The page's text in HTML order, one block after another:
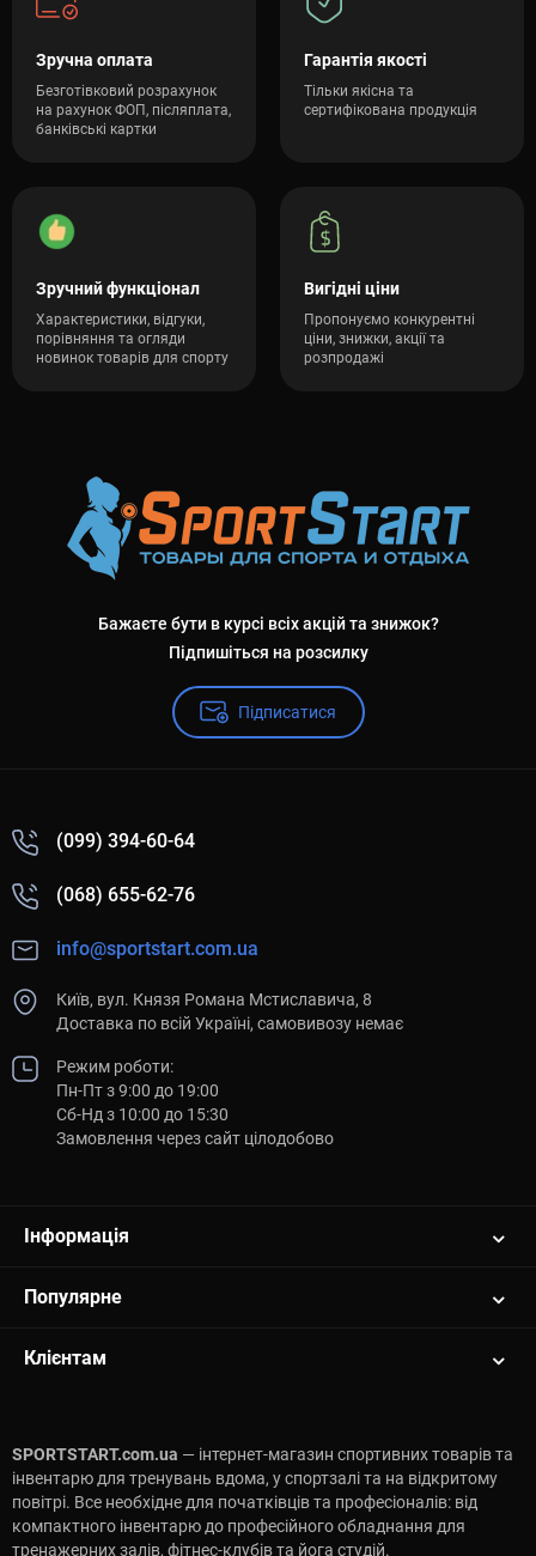
Зручна оплата
Безготівковий розрахунок
на рахунок ФОП, післяплата,
банківські картки
Гарантія якості
Тільки якісна та
сертифікована продукція
Зручний функціонал
Характеристики, відгуки,
порівняння та огляди
новинок товарів для спорту
Вигідні ціни
Пропонуємо конкурентні
ціни, знижки, акції та
розпродажі
Бажаєте бути в курсі всіх акцій та знижок?
Підпишіться на розсилку
Підписатися
(099) 394-60-64
(068) 655-62-76
info@sportstart.com.ua
Київ, вул. Князя Романа Мстиславича, 8
Доставка по всій Україні, самовивозу немає
Режим роботи:
Пн-Пт з 9:00 до 19:00
Сб-Нд з 10:00 до 15:30
Замовлення через сайт цілодобово
Інформація
Популярне
Клієнтам
SPORTSTART.com.ua — інтернет-магазин спортивних товарів та
інвентарю для тренувань вдома, у спортзалі та на відкритому
повітрі. Все необхідне для початківців та професіоналів: від
компактного інвентарю до професійного обладнання для
тренажерних залів, фітнес-клубів та йога студій.